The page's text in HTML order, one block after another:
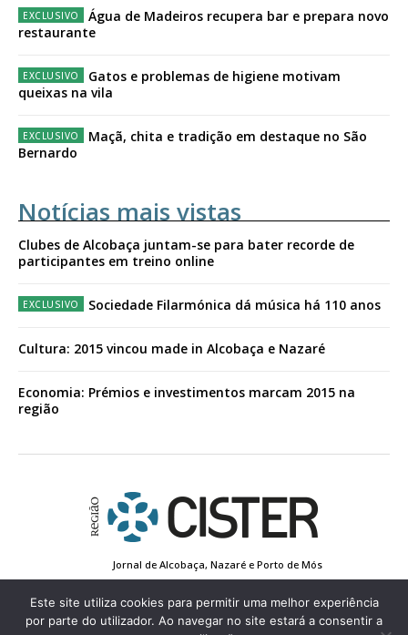
Água de Madeiros recupera bar e prepara novo
restaurante
Gatos e problemas de higiene motivam
queixas na vila
Maçã, chita e tradição em destaque no São
Bernardo
Notícias mais vistas
Clubes de Alcobaça juntam-se para bater recorde de
participantes em treino online
Sociedade Filarmónica dá música há 110 anos
Cultura: 2015 vincou made in Alcobaça e Nazaré
Economia: Prémios e investimentos marcam 2015 na
região
Jornal de Alcobaça, Nazaré e Porto de Mós
Conta de Registo
Edição Impressa
Este site utiliza cookies para permitir uma melhor experiência
por parte do utilizador. Ao navegar no site estará a consentir a